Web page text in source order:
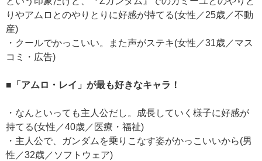
りやアムロとのやりとりに好感が持てる(女性／25歳／不動
産)
・クールでかっこいい。また声がステキ(女性／31歳／マス
コミ・広告)
■「アムロ・レイ」が最も好きなキャラ！
・なんといっても主人公だし。成長していく様子に好感が
持てる(女性／40歳／医療・福祉)
・主人公で、ガンダムを乗りこなす姿がかっこいいから(男
性／32歳／ソフトウェア)